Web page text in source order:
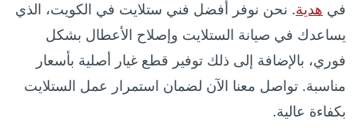
في هدية. نحن نوفر أفضل فني ستلايت في الكويت، الذي
يساعدك في صيانة الستلايت وإصلاح الأعطال بشكل
فوري، بالإضافة إلى ذلك توفير قطع غيار أصلية بأسعار
مناسبة. تواصل معنا الآن لضمان استمرار عمل الستلايت
بكفاءة عالية.